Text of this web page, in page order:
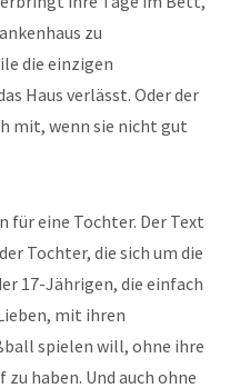
zu
die einzigen
Haus verlässt. Oder der
mit, wenn sie nicht gut
für eine Tochter. Der Text
Tochter, die sich um die
17-Jährigen, die einfach
mit ihren
spielen will, ohne ihre
haben. Und auch ohne